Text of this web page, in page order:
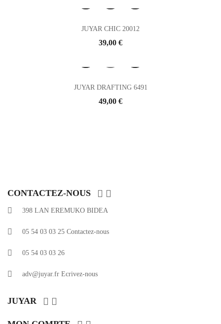
JUYAR CHIC 20012
Prix
39,00 €
JUYAR DRAFTING 6491
Prix
49,00 €
CONTACTEZ-NOUS  
398 LAN EREMUKO BIDEA
05 54 03 03 25 Contactez-nous
05 54 03 03 26
adv@juyar.fr Ecrivez-nous
JUYAR  